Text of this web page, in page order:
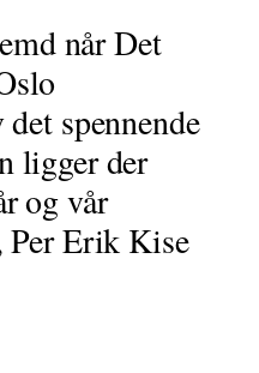
når Det
spennende
ligger der
og vår
Per Erik Kise